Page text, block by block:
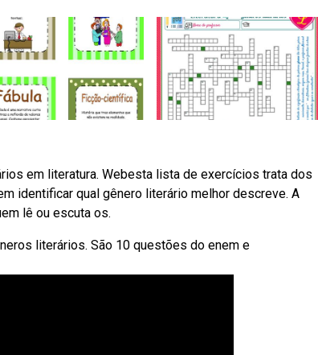
em literatura. Webesta lista de exercícios trata dos
identificar qual gênero literário melhor descreve. A
lê ou escuta os.
literários. São 10 questões do enem e